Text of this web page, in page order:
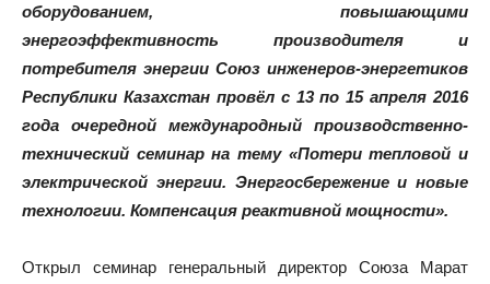
оборудованием, повышающими
энергоэффективность производителя и
потребителя энергии Союз инженеров-энергетиков
Республики Казахстан провёл с 13 по 15 апреля 2016
года очередной международный производственно-
технический семинар на тему «Потери тепловой и
электрической энергии. Энергосбережение и новые
технологии. Компенсация реактивной мощности».
Открыл семинар генеральный директор Союза Марат